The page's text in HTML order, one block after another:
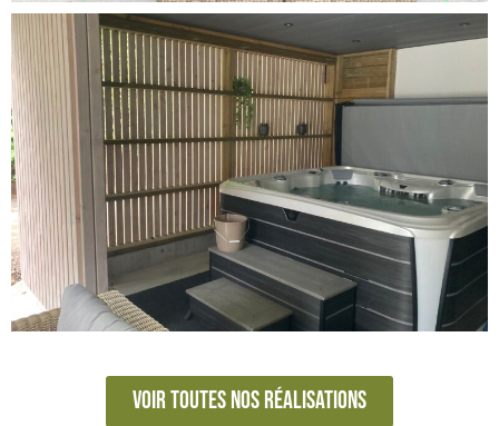
Voir toutes nos réalisations